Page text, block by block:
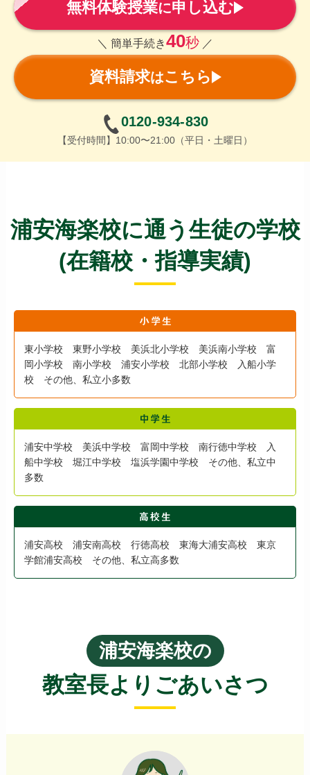
無料体験授業に申し込む
＼ 簡単手続き40秒 ／
資料請求はこちら
0120-934-830
【受付時間】10:00〜21:00（平日・土曜日）
浦安海楽校に通う生徒の学校
(在籍校・指導実績)
東小学校 東野小学校 美浜北小学校 美浜南小学校 富
岡小学校 南小学校 浦安小学校 北部小学校 入船小学
校 その他、私立小多数
浦安中学校 美浜中学校 富岡中学校 南行徳中学校 入
船中学校 堀江中学校 塩浜学園中学校 その他、私立中
多数
浦安高校 浦安南高校 行徳高校 東海大浦安高校 東京
学館浦安高校 その他、私立高多数
浦安海楽校の
教室長よりごあいさつ